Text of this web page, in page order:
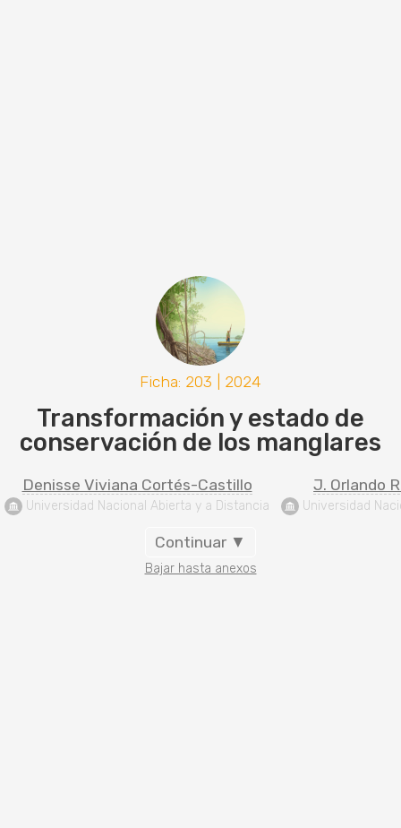
Ficha: 203 | 2024
Transformación y estado de
conservación de los manglares
Denisse Viviana Cortés-Castillo
Universidad Nacional Abierta y a Distancia
J. Orlando
Universidad
Continuar ▼
Bajar hasta anexos